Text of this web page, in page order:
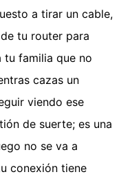
a tirar un cable,
tu router para
familia que no
cazas un
viendo ese
de suerte; es una
no se va a
conexión tiene